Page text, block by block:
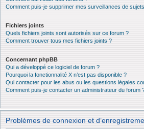
Comment puis-je supprimer mes surveillances de
Fichiers joints
Quels fichiers joints sont autorisés sur ce forum ?
Comment trouver tous mes fichiers joints ?
Concernant phpBB
Qui a développé ce logiciel de forum ?
Pourquoi la fonctionnalité X n’est pas disponible ?
Qui contacter pour les abus ou les questions légales
Comment puis-je contacter un administrateur du forum
Problèmes de connexion et